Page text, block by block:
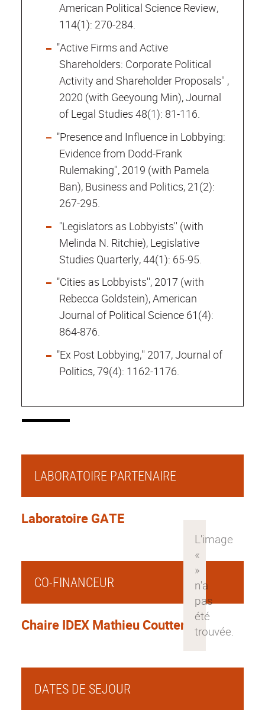
American Political Science Review,
114(1): 270-284.
"Active Firms and Active
Shareholders: Corporate Political
Activity and Shareholder Proposals'' ,
2020 (with Geeyoung Min), Journal
of Legal Studies 48(1): 81-116.
"Presence and Influence in Lobbying:
Evidence from Dodd-Frank
Rulemaking'', 2019 (with Pamela
Ban), Business and Politics, 21(2):
267-295.
"Legislators as Lobbyists'' (with
Melinda N. Ritchie), Legislative
Studies Quarterly, 44(1): 65-95.
"Cities as Lobbyists'', 2017 (with
Rebecca Goldstein), American
Journal of Political Science 61(4):
864-876.
"Ex Post Lobbying,'' 2017, Journal of
Politics, 79(4): 1162-1176.
LABORATOIRE PARTENAIRE
Laboratoire GATE
CO-FINANCEUR
Chaire IDEX Mathieu Couttenier
DATES DE SEJOUR